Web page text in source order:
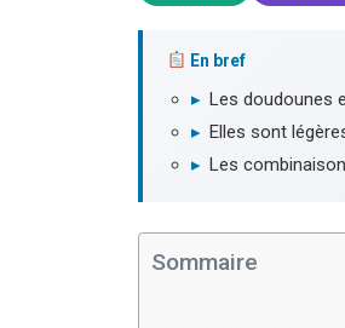
En bref
▸ Les doudounes
▸ Elles sont
▸ Les
Sommaire